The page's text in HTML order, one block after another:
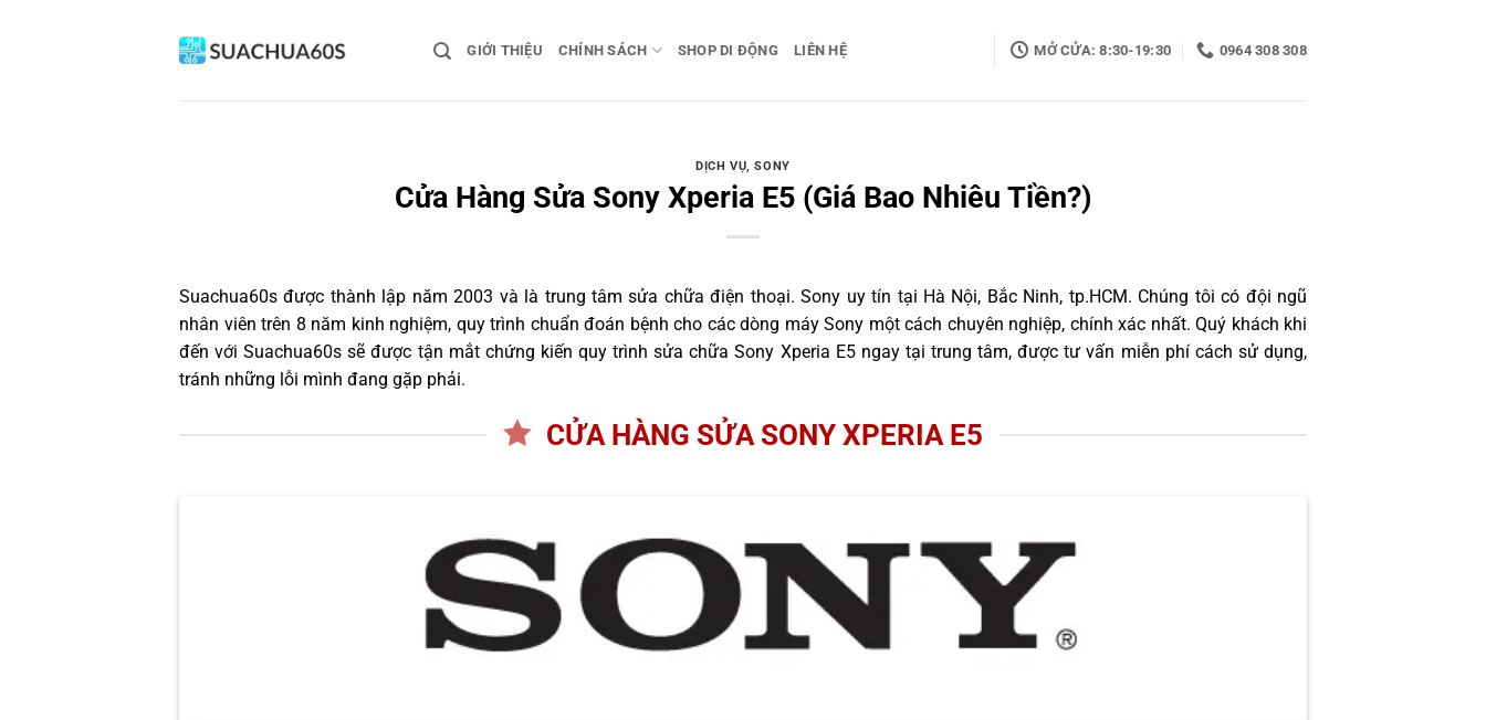
GIỚI THIỆU CHÍNH SÁCH SHOP DI ĐỘNG LIÊN HỆ MỞ CỬA: 8:30-19:30 0964 308 308
DỊCH VỤ,SONY
Cửa Hàng Sửa Sony Xperia E5 (Giá Bao Nhiêu Tiền?)
Suachua60s được thành lập năm 2003 và là trung tâm sửa chữa điện thoại. Sony uy tín tại Hà Nội, Bắc Ninh, tp.HCM. Chúng tôi có đội ngũ
nhân viên trên 8 năm kinh nghiệm, quy trình chuẩn đoán bệnh cho các dòng máy Sony một cách chuyên nghiệp, chính xác nhất. Quý khách khi
đến với Suachua60s sẽ được tận mắt chứng kiến quy trình sửa chữa Sony Xperia E5 ngay tại trung tâm, được tư vấn miễn phí cách sử dụng,
tránh những lỗi mình đang gặp phải.
CỬA HÀNG SỬA SONY XPERIA E5